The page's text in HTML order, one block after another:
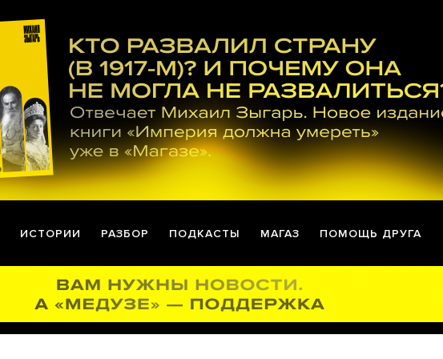
ИСТОРИИ РАЗБОР ПОДКАСТЫ МАГАЗ ПОМОЩЬ ДРУГА